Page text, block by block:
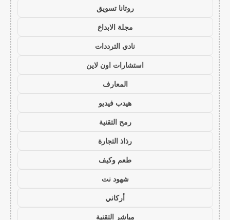
روتانا تسويق
مجلة الابداع
نادي الترددات
استشارات اون لاين
المعارف
هيدب فيديو
رمح التقنية
رذاذ التجارة
طعم وكيف
شهود نت
أركاني
مباشر التقنية